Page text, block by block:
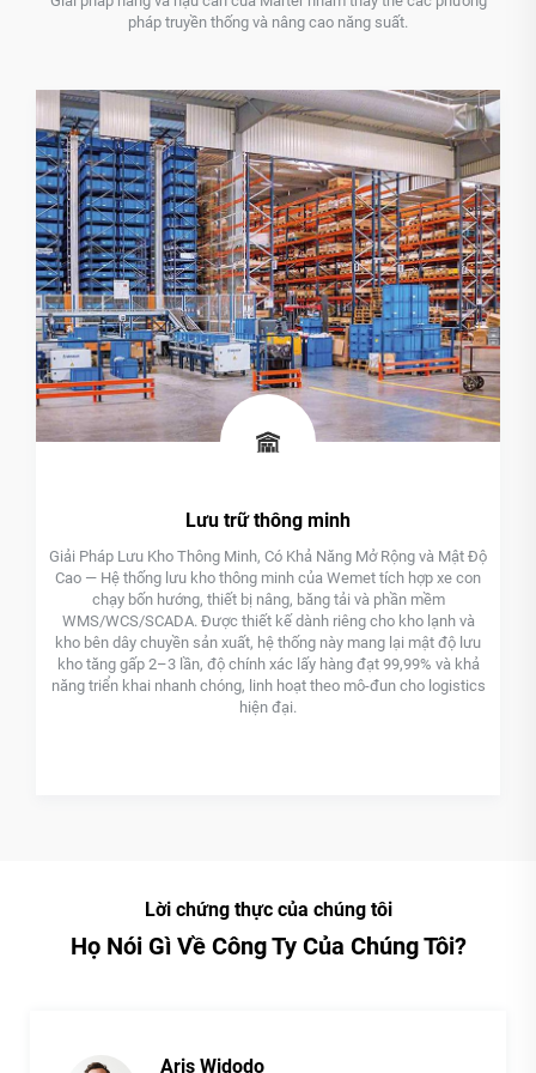
pháp truyền thống và nâng cao năng suất.
Rộng và Mật Độ
tích hợp xe con
cho kho lạnh và
lại mật độ lưu
99,99% và khả
đun cho logistics
Giải pháp Bãi đậu Xe Thông
Bàn xoay xe thông minh tiết kiệm không gian,
xác và điều khiển dễ dàng. Bàn xoay xe của
tối ưu cho các không gian hạn chế, dù là tại các
phòng trưng bày ô tô hay xưởng sửa chữa
thiết kế để quay trơn tru 360 độ, bàn xoay loại bỏ
cầu lùi xe khó khăn và các thao tác điều khiển
cấu thép chịu lực cao, thiết kế thấp và động cơ
gần như không tiếng ồn, các bàn xoay của chúng
Lời chứng thực của chúng tôi
Họ Nói Gì Về Công Ty Của Chúng Tôi?